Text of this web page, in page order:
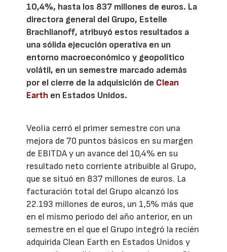
10,4%, hasta los 837 millones de euros. La
directora general del Grupo, Estelle
Brachlianoff, atribuyó estos resultados a
una sólida ejecución operativa en un
entorno macroeconómico y geopolítico
volátil, en un semestre marcado además
por el cierre de la adquisición de Clean
Earth en Estados Unidos.
Veolia cerró el primer semestre con una
mejora de 70 puntos básicos en su margen
de EBITDA y un avance del 10,4% en su
resultado neto corriente atribuible al Grupo,
que se situó en 837 millones de euros. La
facturación total del Grupo alcanzó los
22.193 millones de euros, un 1,5% más que
en el mismo periodo del año anterior, en un
semestre en el que el Grupo integró la recién
adquirida Clean Earth en Estados Unidos y